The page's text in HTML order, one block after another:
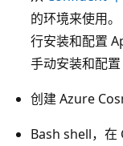
的环境来使用
行安装和配置
手动安装和配
创建 Azure
Bash shell，在